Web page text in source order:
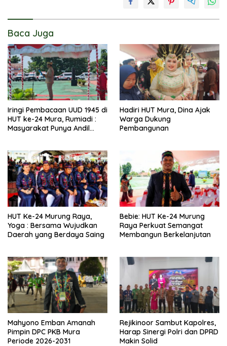
Baca Juga
Iringi Pembacaan UUD 1945 di
HUT ke-24 Mura, Rumiadi :
Masyarakat Punya Andil
Hadiri HUT Mura, Dina Ajak
Warga Dukung
Pembangunan
HUT Ke-24 Murung Raya,
Yoga : Bersama Wujudkan
Daerah yang Berdaya Saing
Bebie: HUT Ke-24 Murung
Raya Perkuat Semangat
Membangun Berkelanjutan
Mahyono Emban Amanah
Pimpin DPC PKB Mura
Periode 2026-2031
Rejikinoor Sambut Kapolres,
Harap Sinergi Polri dan DPRD
Makin Solid